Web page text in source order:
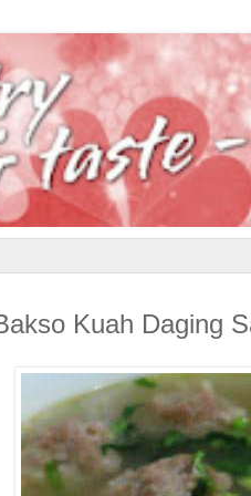
Kuah Daging